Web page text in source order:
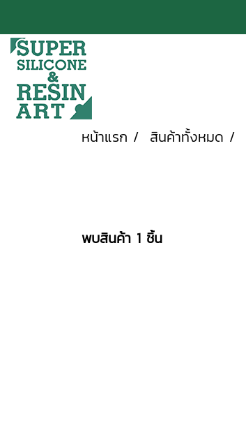
หน้าแรก สินค้าทั้งหมด
พบสินค้า 1 ชิ้น